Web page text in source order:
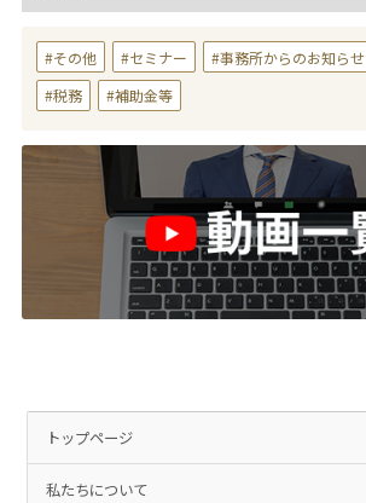
その他 セミナー 事務所からのお知らせ
税務
補助金等
トップページ
私たちについて